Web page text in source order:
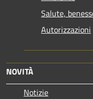
Salute,
Autorizzazioni
NOVITÀ
Notizie